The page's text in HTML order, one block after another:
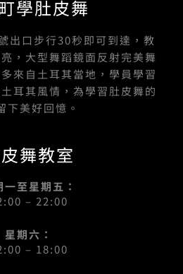
學肚皮舞
出口步行30秒即可到達，教
，大型舞蹈鏡面反射完美舞
來自土耳其當地，學員學習
耳其風情，為學習肚皮舞的
下美好回憶。
舞教室
一至星期五：
– 22:00
星期六：
– 18:00